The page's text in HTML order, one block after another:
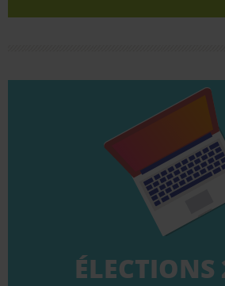
ÉLECTIONS
Retrouvez dans cette rubrique
la campagne des élections
TPE.
CLIQUEZ ICI